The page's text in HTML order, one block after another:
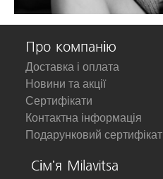
Про компанію
Доставка і оплата
Новини та акції
Сертифікати
Контактна інформація
Подарунковий сертифікат
Сім'я Milavitsa